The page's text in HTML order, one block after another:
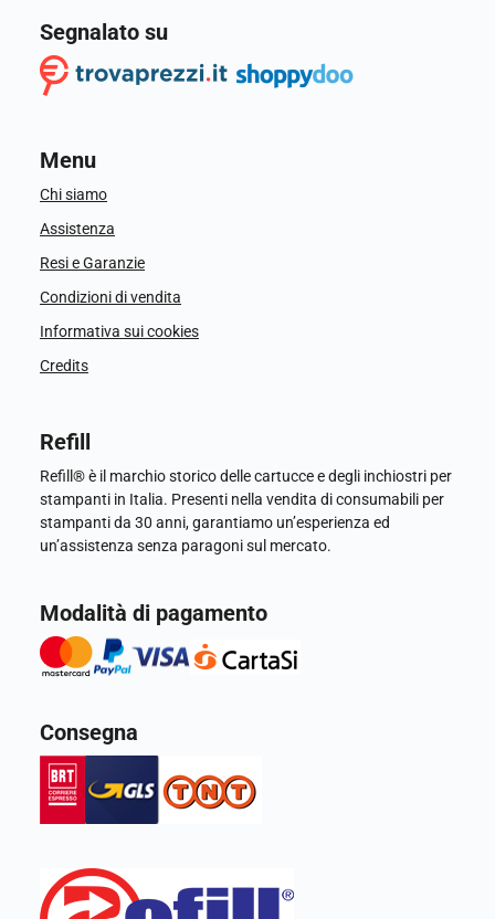
Segnalato su
Menu
Chi siamo
Assistenza
Resi e Garanzie
Condizioni di vendita
Informativa sui cookies
Credits
Refill
Refill® è il marchio storico delle cartucce e degli inchiostri per
stampanti in Italia. Presenti nella vendita di consumabili per
stampanti da 30 anni, garantiamo un’esperienza ed
un’assistenza senza paragoni sul mercato.
Modalità di pagamento
Consegna